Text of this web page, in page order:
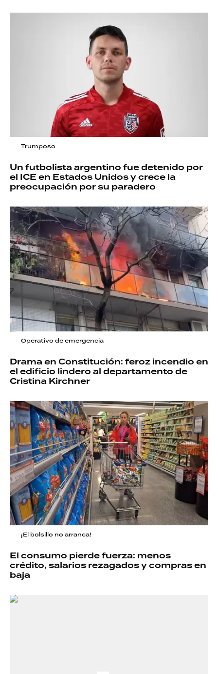
Trumposo
Un futbolista argentino fue detenido por
el ICE en Estados Unidos y crece la
preocupación por su paradero
Operativo de emergencia
Drama en Constitución: feroz incendio en
el edificio lindero al departamento de
Cristina Kirchner
¡El bolsillo no arranca!
El consumo pierde fuerza: menos
crédito, salarios rezagados y compras en
baja